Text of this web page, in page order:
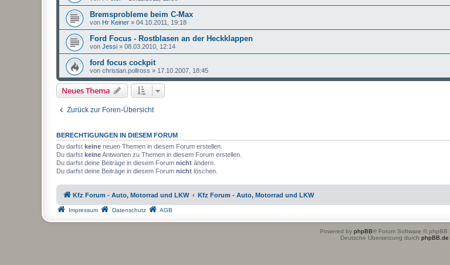
Bremsprobleme beim C-Max
von Hr Keiner » 04.10.2011, 19:18
Ford Focus - Rostblasen an der Heckklappen
von Jessi » 08.03.2010, 12:14
ford focus cockpit
von christian.pollross » 17.10.2007, 18:45
Neues Thema
Zurück zur Foren-Übersicht
BERECHTIGUNGEN IN DIESEM FORUM
Du darfst keine neuen Themen in diesem Forum erstellen.
Du darfst keineAntworten zu Themen in diesem Forum erstellen.
Du darfst deine Beiträge in diesem Forum nicht ändern.
Du darfst deine Beiträge in diesem Forum nicht löschen.
Kfz Forum - Auto, Motorrad und LKW Kfz Forum - Auto, Motorrad und LKW
Impressum Datenschutz AGB
Powered by phpBB® Forum Software © phpBB
Deutsche Übersetzung durch phpBB.de